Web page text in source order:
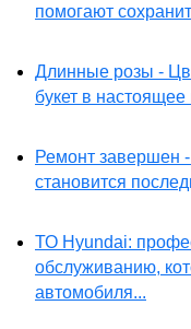
помогают
Длинные розы -
букет в настоящее
Ремонт завершен
становится
ТО Hyundai:
обслуживанию,
автомобиля...